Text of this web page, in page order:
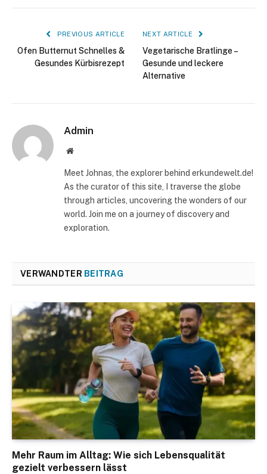
PREVIOUS ARTICLE
Ofen Butternut Schnelles &
Gesundes Kürbisrezept
NEXT ARTICLE
Vegetarische Bratlinge –
Gesunde und leckere
Alternative
Admin
Website
Meet Johnas, the explorer behind erkundewelt.de!
As the curator of this site, I traverse the globe
through articles, uncovering the wonders of our
world. Join me on a journey of discovery and
exploration.
VERWANDTER BEITRAG
Mehr Raum im Alltag: Wie sich Lebensqualität
gezielt verbessern lässt